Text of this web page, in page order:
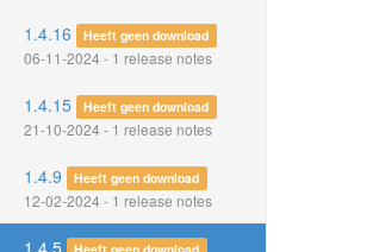
1.4.16 Heeft geen download
06-11-2024 - 1 release notes
1.4.15 Heeft geen download
21-10-2024 - 1 release notes
1.4.9 Heeft geen download
12-02-2024 - 1 release notes
1.4.5